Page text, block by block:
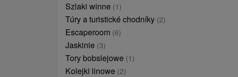
Szlaki winne (1)
Túry a turistické chodníky (2)
Escaperoom (6)
Jaskinie (3)
Tory bobslejowe (1)
Kolejki linowe (2)